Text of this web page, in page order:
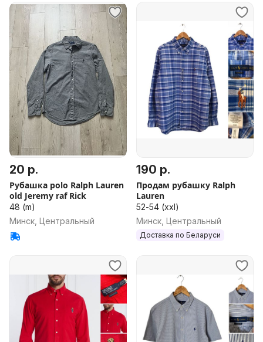
20 р.
Рубашка polo Ralph Lauren
old Jeremy raf Rick
48 (m)
Минск, Центральный
190 р.
Продам рубашку Ralph
Lauren
52-54 (xxl)
Минск, Центральный
Доставка по Беларуси